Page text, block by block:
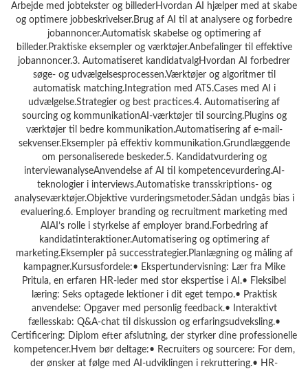
Arbejde med jobtekster og billederHvordan AI hjælper med at skabe
og optimere jobbeskrivelser.Brug af AI til at analysere og forbedre
jobannoncer.Automatisk skabelse og optimering af
billeder.Praktiske eksempler og værktøjer.Anbefalinger til effektive
jobannoncer.3. Automatiseret kandidatvalgHvordan AI forbedrer
søge- og udvælgelsesprocessen.Værktøjer og algoritmer til
automatisk matching.Integration med ATS.Cases med AI i
udvælgelse.Strategier og best practices.4. Automatisering af
sourcing og kommunikationAI-værktøjer til sourcing.Plugins og
værktøjer til bedre kommunikation.Automatisering af e-mail-
sekvenser.Eksempler på effektiv kommunikation.Grundlæggende
om personaliserede beskeder.5. Kandidatvurdering og
interviewanalyseAnvendelse af AI til kompetencevurdering.AI-
teknologier i interviews.Automatiske transskriptions- og
analyseværktøjer.Objektive vurderingsmetoder.Sådan undgås bias i
evaluering.6. Employer branding og recruitment marketing med
AIAI’s rolle i styrkelse af employer brand.Forbedring af
kandidatinteraktioner.Automatisering og optimering af
marketing.Eksempler på successtrategier.Planlægning og måling af
kampagner.Kursusfordele:• Ekspertundervisning: Lær fra Mike
Pritula, en erfaren HR-leder med stor ekspertise i AI.• Fleksibel
læring: Seks optagede lektioner i dit eget tempo.• Praktisk
anvendelse: Opgaver med personlig feedback.• Interaktivt
fællesskab: Q&A-chat til diskussion og erfaringsudveksling.•
Certificering: Diplom efter afslutning, der styrker dine professionelle
kompetencer.Hvem bør deltage:• Recruiters og sourcere: For dem,
der ønsker at følge med AI-udviklingen i rekruttering.• HR-